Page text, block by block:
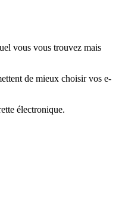
vous vous trouvez mais
de mieux choisir vos e-
électronique.